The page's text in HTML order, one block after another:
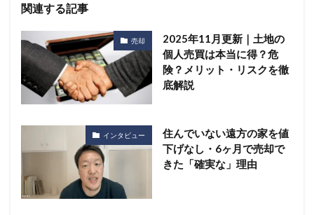
関連する記事
売却
2025年11月更新｜土地の
個人売買は本当に得？危
険？メリット・リスクを徹
底解説
インタビュー
住んでいない遠方の家を値
下げなし・6ヶ月で売却で
きた「確実な」理由